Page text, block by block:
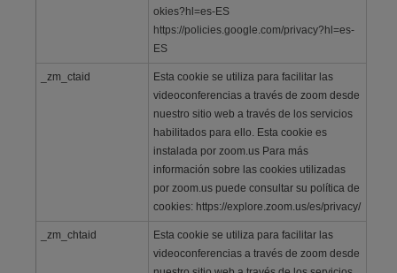
okies?hl=es-ES
https://policies.google.com/privacy?hl=es-
ES
_zm_ctaid
Esta cookie se utiliza para facilitar las
videoconferencias a través de zoom desde
nuestro sitio web a través de los servicios
habilitados para ello. Esta cookie es
instalada por zoom.us Para más
información sobre las cookies utilizadas
por zoom.us puede consultar su política de
cookies: https://explore.zoom.us/es/privacy/
_zm_chtaid
Esta cookie se utiliza para facilitar las
videoconferencias a través de zoom desde